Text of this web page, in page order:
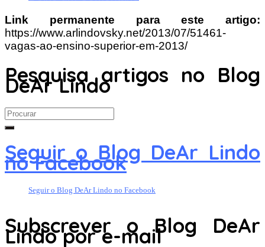
Link permanente para este artigo:
https://www.arlindovsky.net/2013/07/51461-
vagas-ao-ensino-superior-em-2013/
Pesquisa artigos no Blog
DeAr Lindo
Search
for:
Seguir o Blog DeAr Lindo
no Facebook
Seguir o Blog DeAr Lindo no Facebook
Subscrever o Blog DeAr
Lindo por e-mail